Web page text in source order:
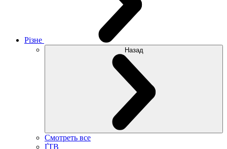
Різне
Назад
Смотреть все
ҐТВ